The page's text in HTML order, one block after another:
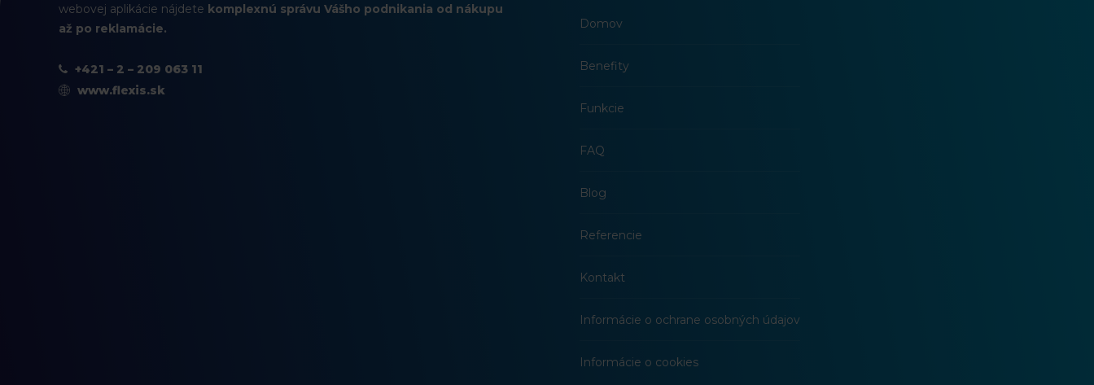
webovej aplikácie nájdete komplexnú správu Vášho podnikania od nákupu
až po reklamácie.
+421 – 2 – 209 063 11
www.flexis.sk
Domov
Benefity
Funkcie
FAQ
Blog
Referencie
Kontakt
Informácie o ochrane osobných údajov
Informácie o cookies